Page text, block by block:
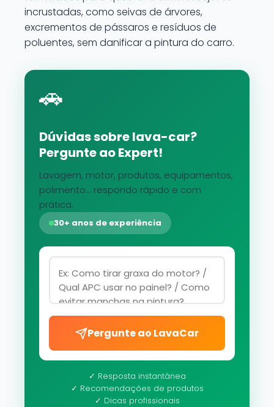
incrustadas, como seivas de árvores,
excrementos de pássaros e resíduos de
poluentes, sem danificar a pintura do carro.
🚗
Dúvidas sobre lava-car?
Pergunte ao Expert!
Lavagem, motor, produtos, equipamentos,
polimento... respondo rápido e com
prática.
30+ anos de experiência
Pergunte ao LavaCar
✓ Resposta instantânea
✓ Recomendações de produtos
✓ Dicas profissionais